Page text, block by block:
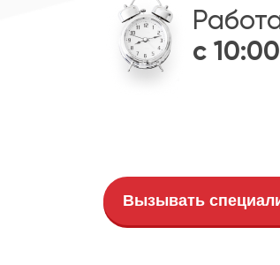
с
Вызывать